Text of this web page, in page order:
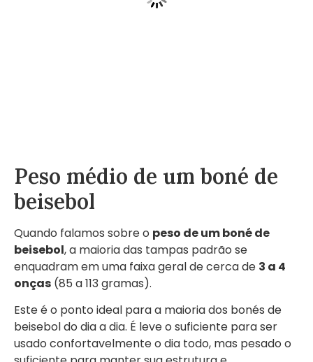
Peso médio de um boné de
beisebol
Quando falamos sobre o peso de um boné de
beisebol, a maioria das tampas padrão se
enquadram em uma faixa geral de cerca de 3 a 4
onças (85 a 113 gramas).
Este é o ponto ideal para a maioria dos bonés de
beisebol do dia a dia. É leve o suficiente para ser
usado confortavelmente o dia todo, mas pesado o